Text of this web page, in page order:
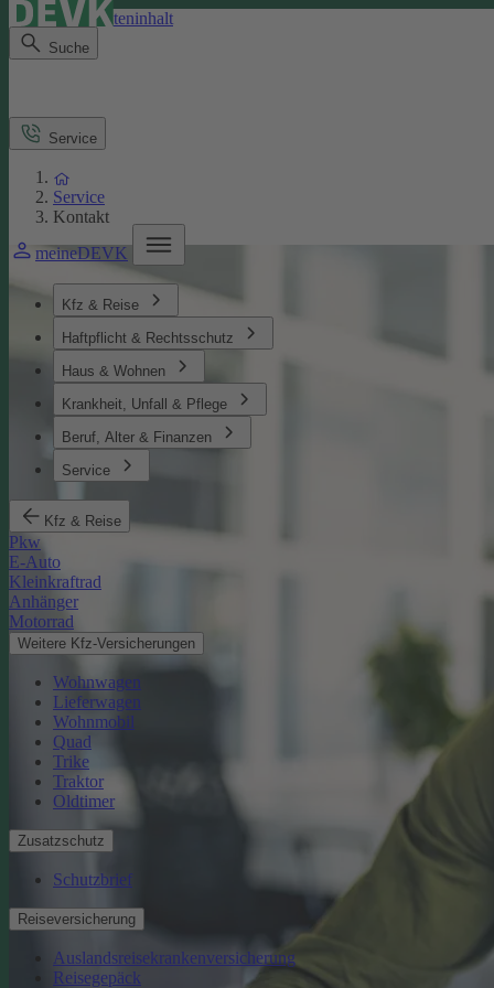
Direkt zum Seiteninhalt
Suche
meineDEVK
Kfz & Reise
Haftpflicht & Rechtsschutz
Haus & Wohnen
Krankheit, Unfall & Pflege
Beruf, Alter & Finanzen
Service
Kfz & Reise
Pkw
E-Auto
Kleinkraftrad
Anhänger
Motorrad
Weitere Kfz-Versicherungen
Wohnwagen
Lieferwagen
Wohnmobil
Quad
Trike
Traktor
Oldtimer
Zusatzschutz
Schutzbrief
Reiseversicherung
Auslandsreisekrankenversicherung
Reisegepäck
Service
Service
Kontakt